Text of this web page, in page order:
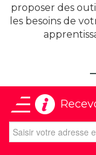
proposer des
les besoins de